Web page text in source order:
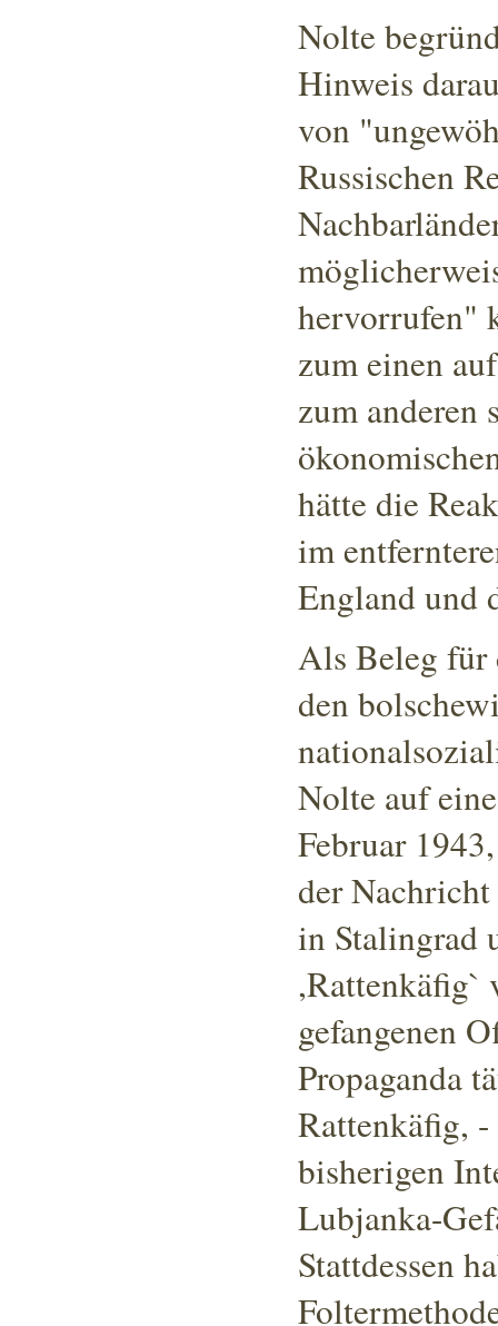
Nolte
Hinweis
von
Russischen
hervorrufen"
zum einen
zum anderen
hätte die
im
England und
Als Beleg für
den
Nolte auf
Februar
der
in Stalingrad
,Rattenkäfig`
gefangenen
Propaganda
Rattenkäfig,
bisherigen
Lubjanka-
Stattdessen